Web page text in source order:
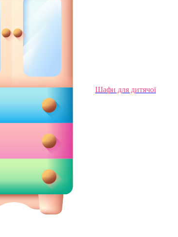
Шафи для дитячої